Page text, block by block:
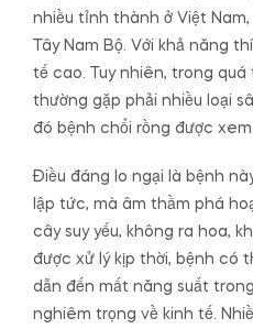
nhiều tỉnh thành ở Việt
Tây Nam Bộ. Với khả năng
tế cao. Tuy nhiên, trong
thường gặp phải nhiều loại
đó bệnh chổi rồng được xem
Điều đáng lo ngại là bệnh
lập tức, mà âm thầm phá
cây suy yếu, không ra hoa,
được xử lý kịp thời, bệnh có
dẫn đến mất năng suất
nghiêm trọng về kinh tế.